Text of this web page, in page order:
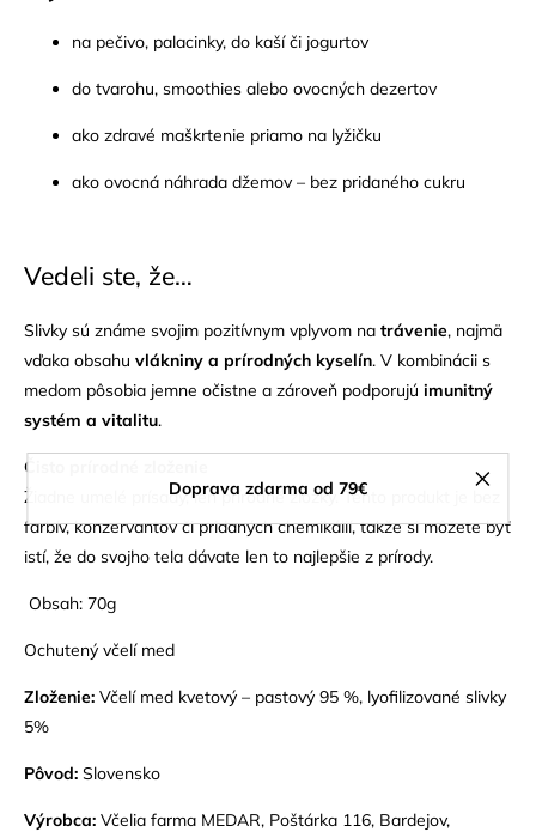
Doprava zdarma od 79€
na pečivo, palacinky, do kaší či jogurtov
do tvarohu, smoothies alebo ovocných dezertov
ako zdravé maškrtenie priamo na lyžičku
ako ovocná náhrada džemov – bez pridaného cukru
Vedeli ste, že…
Slivky sú známe svojim pozitívnym vplyvom na trávenie, najmä
vďaka obsahu vlákniny a prírodných kyselín. V kombinácii s
medom pôsobia jemne očistne a zároveň podporujú imunitný
systém a vitalitu.
Čisto prírodné zloženie
Žiadne umelé prísady, len prírodné zložky. Tento produkt je bez
farbív, konzervantov či pridaných chemikálií, takže si môžete byť
istí, že do svojho tela dávate len to najlepšie z prírody.
Obsah: 70g
Ochutený včelí med
Zloženie: Včelí med kvetový – pastový 95 %, lyofilizované slivky
5%
Pôvod: Slovensko
Výrobca: Včelia farma MEDAR, Poštárka 116, Bardejov,